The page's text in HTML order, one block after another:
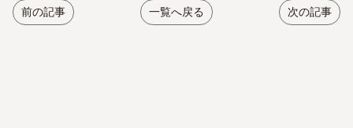
前の記事 一覧へ戻る 次の記事